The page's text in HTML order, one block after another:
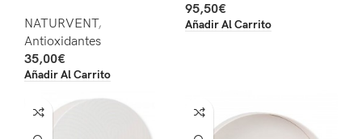
NATURVENT,
Antioxidantes
35,00€
Añadir Al Carrito
95,50€
Añadir Al Carrito